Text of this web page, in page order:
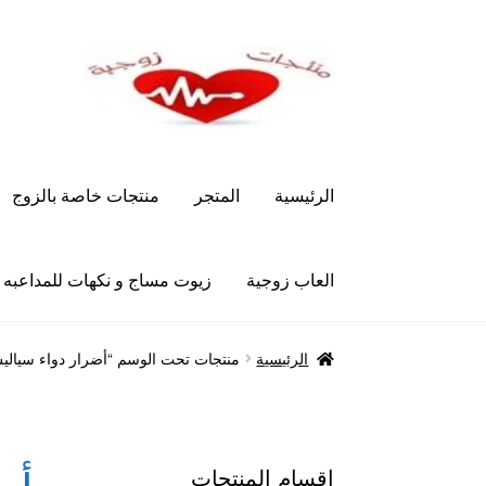
Skip
to
navigation
Skip
to
الرئيسية المتجر منتجات خاصة بالزوج
العاب زوجية زيوت مساج و نكهات للمداعبه
الرئيسية Let’s Keep In Touch أدوية تكبير و
علاج سرعة القذف لانجيري مثير
الرئيسية منتجات تحت الوسم “أضرار دواء
اقسام المنتجات